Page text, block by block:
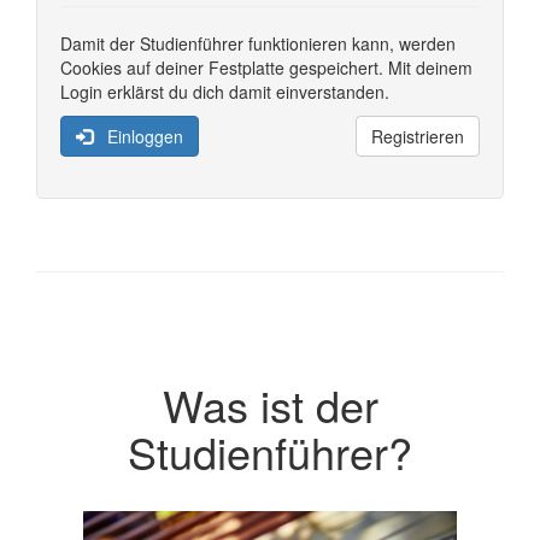
Damit der Studienführer funktionieren kann, werden
Cookies auf deiner Festplatte gespeichert. Mit deinem
Login erklärst du dich damit einverstanden.
Einloggen
Registrieren
Was ist der
Studienführer?
Previous Next